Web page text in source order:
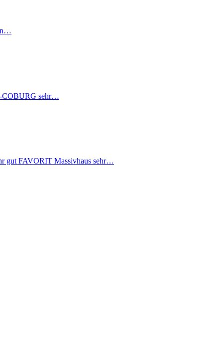
COBURG sehr…
gut FAVORIT Massivhaus sehr…